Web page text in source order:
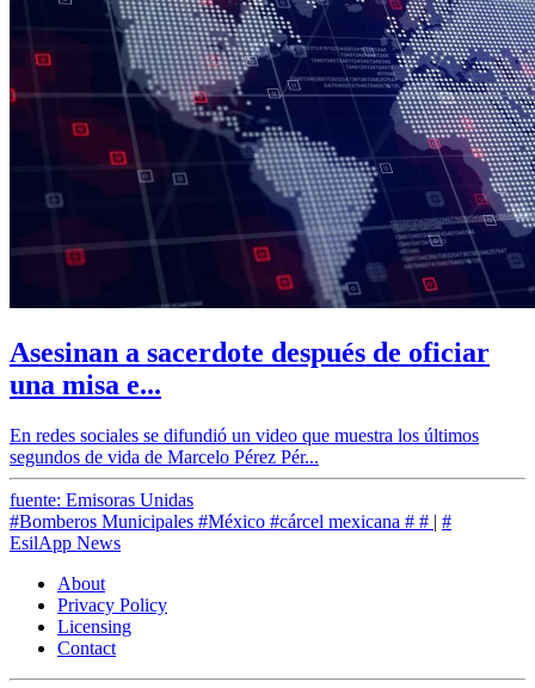
Asesinan a sacerdote después de oficiar
una misa e...
En redes sociales se difundió un video que muestra los últimos
segundos de vida de Marcelo Pérez Pér...
fuente: Emisoras Unidas
#Bomberos Municipales #México #cárcel mexicana # # | #
EsilApp News
About
Privacy Policy
Licensing
Contact